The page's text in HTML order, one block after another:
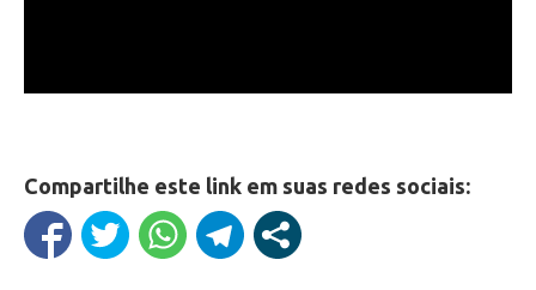
Compartilhe este link em suas redes sociais: